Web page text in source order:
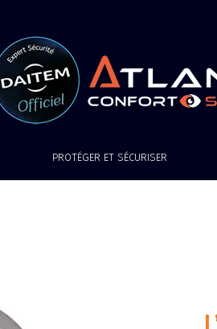
PROTÉGER ET SÉCURISER